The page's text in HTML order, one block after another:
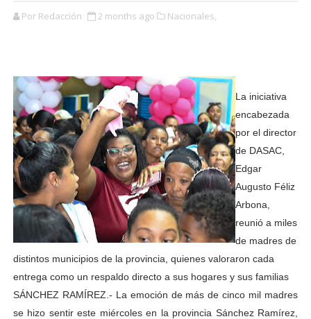
Por Redacción 2 months ago Nacionales,
La iniciativa
encabezada
por el director
de DASAC,
Edgar
Augusto Féliz
Arbona,
reunió a miles
de madres de
distintos municipios de la provincia, quienes valoraron cada
entrega como un respaldo directo a sus hogares y sus familias
SÁNCHEZ RAMÍREZ.- La emoción de más de cinco mil madres
se hizo sentir este miércoles en la provincia Sánchez Ramírez,